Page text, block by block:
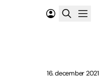
16. december 2021